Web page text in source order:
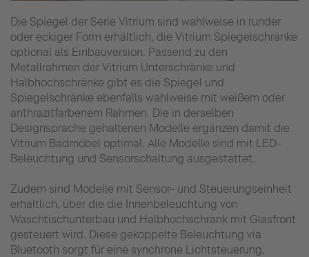
Die Spiegel der Serie Vitrium sind wahlweise in runder
oder eckiger Form erhältlich, die Vitrium Spiegelschränke
optional als Einbauversion. Passend zu den
Metallrahmen der Vitrium Unterschränke und
Halbhochschränke gibt es die Spiegel und
Spiegelschränke ebenfalls wahlweise mit weißem oder
anthrazitfarbenem Rahmen. Die in derselben
Designsprache gehaltenen Modelle ergänzen damit die
Vitrium Badmöbel optimal. Alle Modelle sind mit LED-
Beleuchtung und Sensorschaltung ausgestattet.
Zudem sind Modelle mit Sensor- und Steuerungseinheit
erhältlich, über die die Innenbeleuchtung von
Waschtischunterbau und Halbhochschrank mit Glasfront
gesteuert wird. Diese gekoppelte Beleuchtung via
Bluetooth sorgt für eine synchrone Lichtsteuerung,